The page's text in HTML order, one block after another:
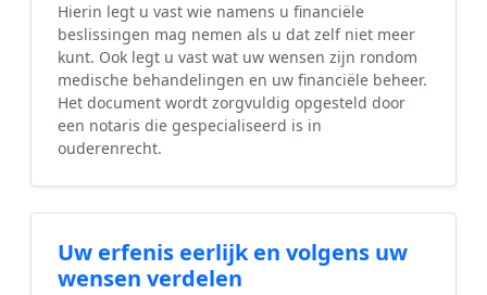
Hierin legt u vast wie namens u financiële
beslissingen mag nemen als u dat zelf niet meer
kunt. Ook legt u vast wat uw wensen zijn rondom
medische behandelingen en uw financiële beheer.
Het document wordt zorgvuldig opgesteld door
een notaris die gespecialiseerd is in
ouderenrecht.
Uw erfenis eerlijk en volgens uw
wensen verdelen